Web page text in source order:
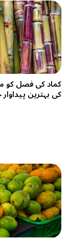
کماد کی فصل کو
کی بہترین